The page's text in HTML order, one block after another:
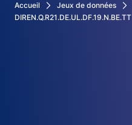
Accueil Jeux de données
DIREN.Q.R21.DE.UL.DF.19.N.BE.TT